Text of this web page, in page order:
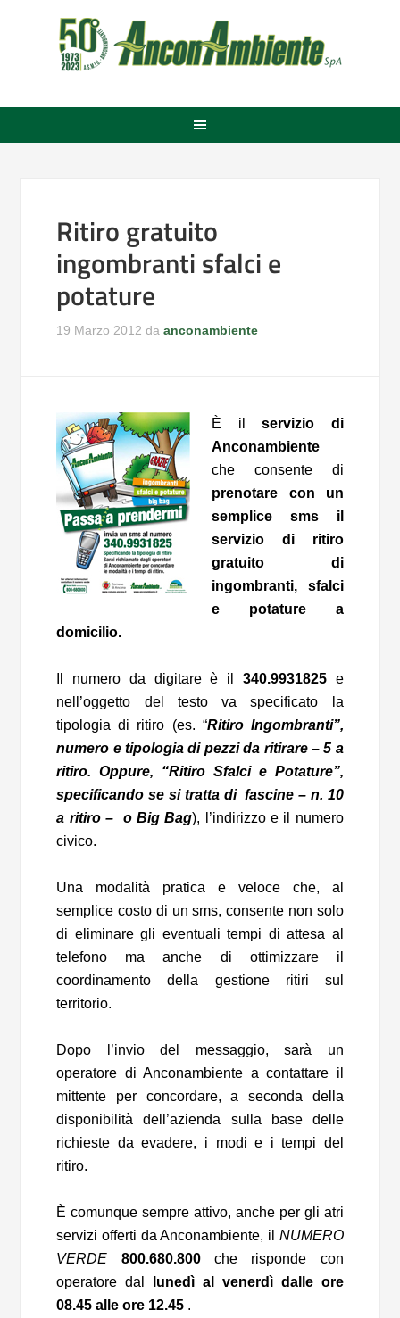
Ritiro gratuito
ingombranti sfalci e
potature
19 Marzo 2012 daanconambiente
È ilservizio di
Anconambiente
che consente di
prenotare con un
semplice sms il
servizio di ritiro
gratuito di
ingombranti, sfalci
e potature a
domicilio.
Il numero da digitare è il 340.9931825 e
nell’oggetto del testo va specificato la
tipologia di ritiro (es. “Ritiro Ingombranti”,
numero e tipologia di pezzi da ritirare – 5 a
ritiro. Oppure, “Ritiro Sfalci e Potature”,
specificando se si tratta di fascine – n. 10
a ritiro – o Big Bag), l’indirizzo e il numero
civico.
Una modalità pratica e veloce che, al
semplice costo di un sms, consente non solo
di eliminare gli eventuali tempi di attesa al
telefono ma anche di ottimizzare il
coordinamento della gestione ritiri sul
territorio.
Dopo l’invio del messaggio, sarà un
operatore di Anconambiente a contattare il
mittente per concordare, a seconda della
disponibilità dell’azienda sulla base delle
richieste da evadere, i modi e i tempi del
ritiro.
È comunque sempre attivo, anche per gli atri
servizi offerti da Anconambiente, il NUMERO
VERDE 800.680.800che risponde con
operatore dal
lunedì al venerdì dalle ore
08.45 alle ore 12.45 .